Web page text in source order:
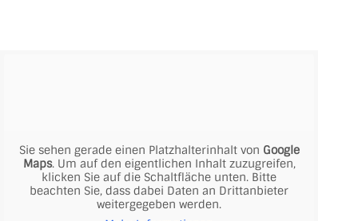
Sie sehen gerade einen Platzhalterinhalt von Google
Maps. Um auf den eigentlichen Inhalt zuzugreifen,
klicken Sie auf die Schaltfläche unten. Bitte
beachten Sie, dass dabei Daten an Drittanbieter
weitergegeben werden.